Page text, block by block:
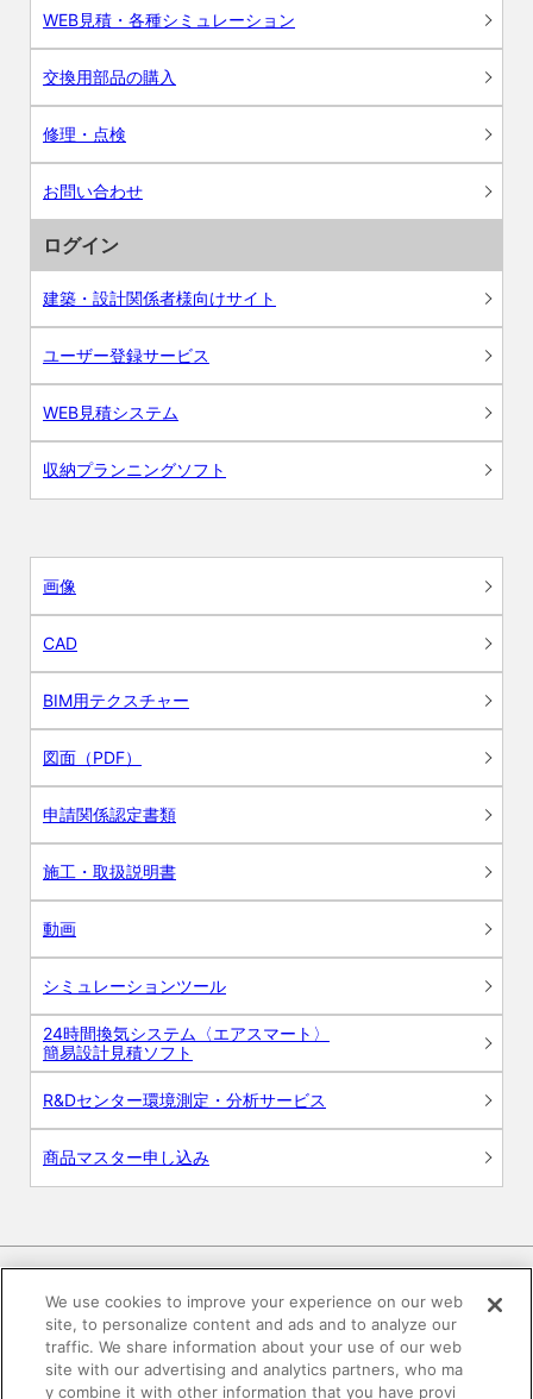
WEB見積・各種シミュレーション
交換用部品の購入
修理・点検
お問い合わせ
ログイン
建築・設計関係者様向けサイト
ユーザー登録サービス
WEB見積システム
収納プランニングソフト
画像
CAD
BIM用テクスチャー
図面（PDF）
申請関係認定書類
施工・取扱説明書
動画
シミュレーションツール
24時間換気システム〈エアスマート〉
簡易設計見積ソフト
R&Dセンター環境測定・分析サービス
商品マスター申し込み
電子公告 このWEBサイトについて
プライバシーポリシー
We use cookies to improve your experience on our web
site, to personalize content and ads and to analyze our
traffic. We share information about your use of our web
site with our advertising and analytics partners, who ma
y combine it with other information that you have provi